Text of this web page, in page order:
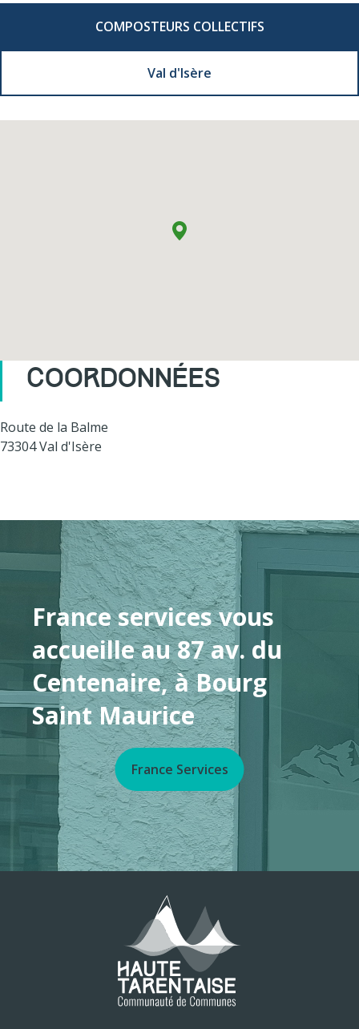
COMPOSTEURS COLLECTIFS
Val d'Isère
COORDONNÉES
Route de la Balme
73304 Val d'Isère
France services vous
accueille au 87 av. du
Centenaire, à Bourg
Saint Maurice
France Services